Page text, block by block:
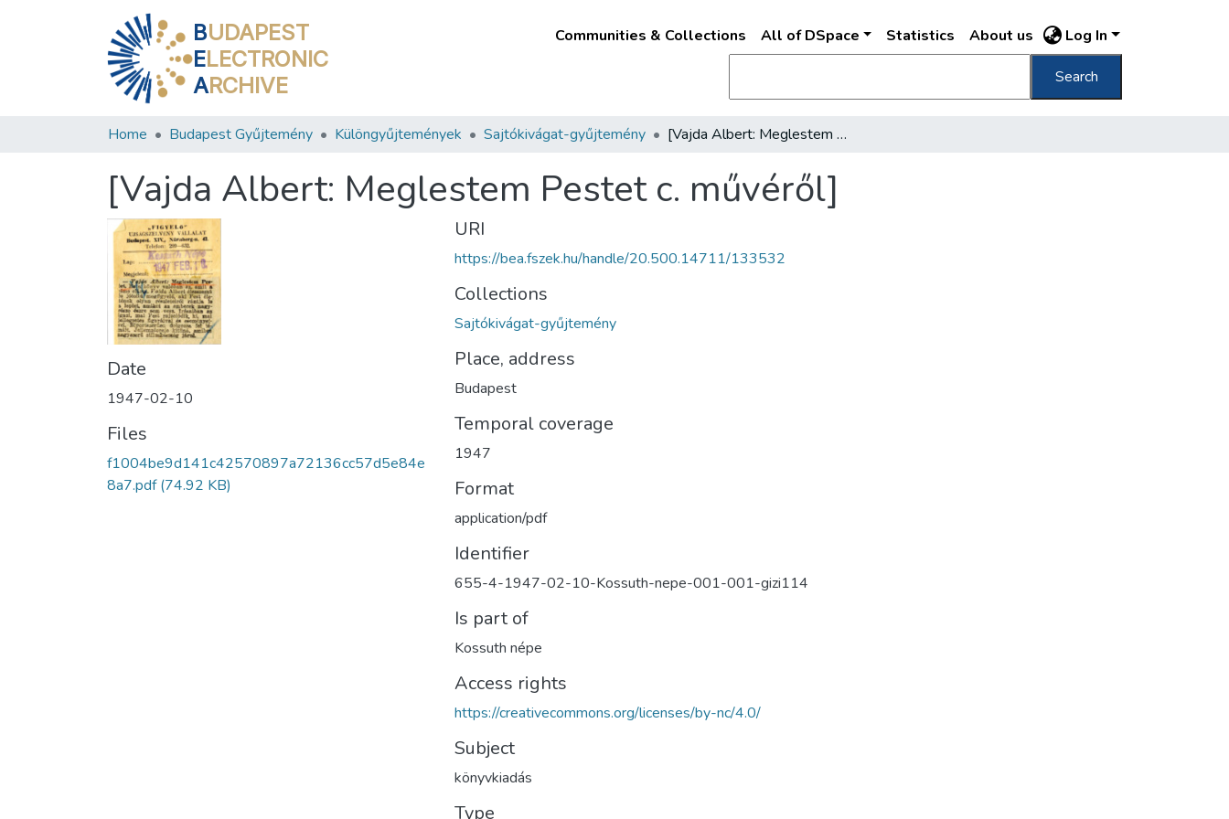
BUDAPEST
ELECTRONIC
ARCHIVE
Communities & Collections All of DSpace Statistics About us Log In
Search
Home Budapest Gyűjtemény Különgyűjtemények Sajtókivágat-gyűjtemény [Vajda Albert: Meglestem Pestet c. művéről]
[Vajda Albert: Meglestem Pestet c. művéről]
Date
1947-02-10
Files
f1004be9d141c42570897a72136cc57d5e84e
8a7.pdf(74.92 KB)
URI
https://bea.fszek.hu/handle/20.500.14711/133532
Collections
Sajtókivágat-gyűjtemény
Place, address
Budapest
Temporal coverage
1947
Format
application/pdf
Identifier
655-4-1947-02-10-Kossuth-nepe-001-001-gizi114
Is part of
Kossuth népe
Access rights
https://creativecommons.org/licenses/by-nc/4.0/
Subject
könyvkiadás
Type